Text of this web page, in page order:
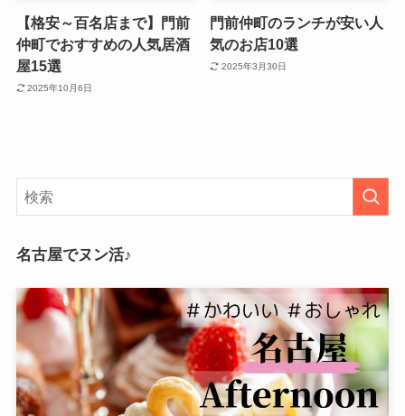
【格安～百名店まで】門前
仲町でおすすめの人気居酒
屋15選
2025年10月6日
門前仲町のランチが安い人
気のお店10選
2025年3月30日
名古屋でヌン活♪